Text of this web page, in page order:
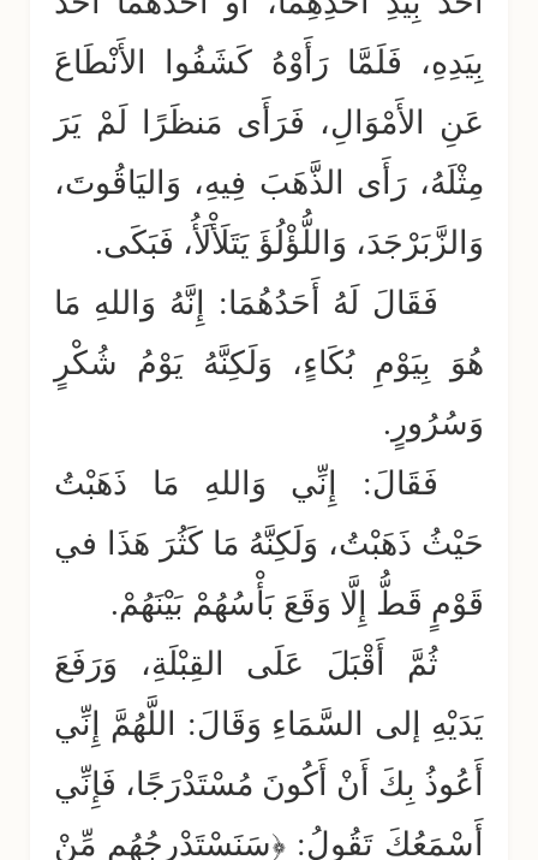
بِيَدِهِ، فَلَمَّا رَأَوْهُ كَشَفُوا الأَنْطَاعَ
عَنِ الأَمْوَالِ، فَرَأَى مَنظَرًا لَمْ يَرَ
مِثْلَهُ، رَأَى الذَّهَبَ فِيهِ، وَاليَاقُوتَ،
وَالزَّبَرْجَدَ، وَاللُّؤْلُؤَ يَتَلَأْلَأُ، فَبَكَى.
فَقَالَ لَهُ أَحَدُهُمَا: إِنَّهُ وَاللهِ مَا
هُوَ بِيَوْمِ بُكَاءٍ، وَلَكِنَّهُ يَوْمُ شُكْرٍ
وَسُرُورٍ.
فَقَالَ: إِنِّي وَاللهِ مَا ذَهَبْتُ
حَيْثُ ذَهَبْتُ، وَلَكِنَّهُ مَا كَثُرَ هَذَا في
قَوْمٍ قَطُّ إِلَّا وَقَعَ بَأْسُهُمْ بَيْنَهُمْ.
ثُمَّ أَقْبَلَ عَلَى القِبْلَةِ، وَرَفَعَ
يَدَيْهِ إلى السَّمَاءِ وَقَالَ: اللَّهُمَّ إِنِّي
أَعُوذُ بِكَ أَنْ أَكُونَ مُسْتَدْرَجًا، فَإِنِّي
أَسْمَعُكَ تَقُولُ: ﴿سَنَسْتَدْرِجُهُم مِّنْ